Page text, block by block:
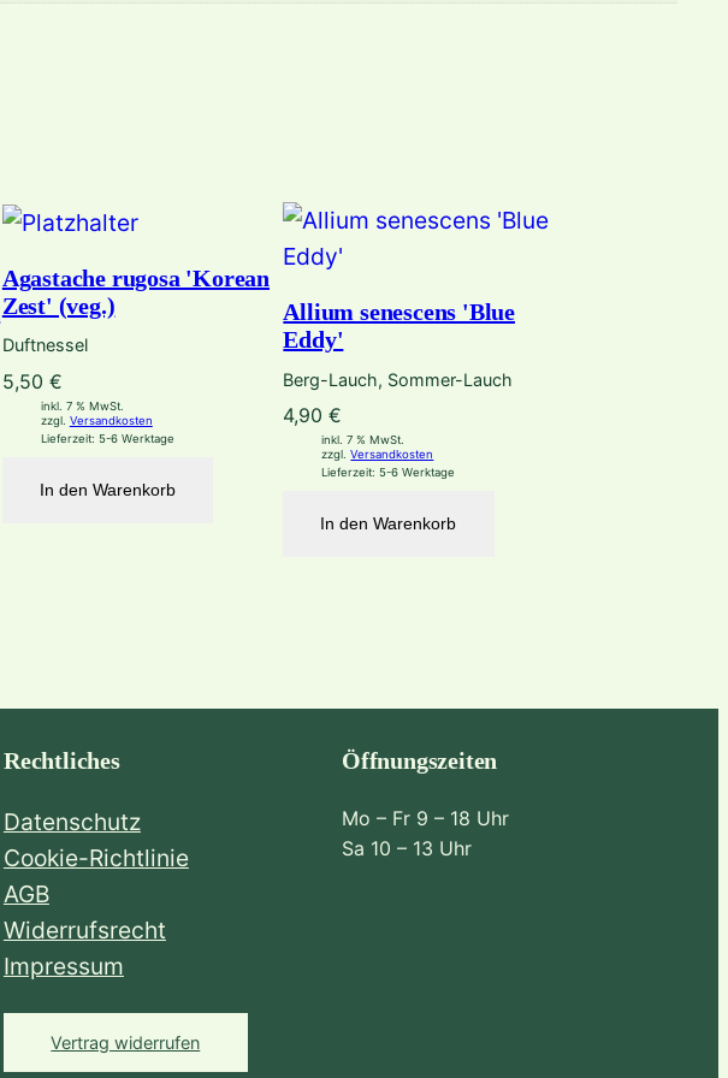
Agastache rugosa 'Korean
Zest' (veg.)
Duftnessel
5,50 €
inkl. 7 % MwSt.
zzgl. Versandkosten
Lieferzeit: 5-6 Werktage
In den Warenkorb
Allium senescens 'Blue
Eddy'
Berg-Lauch, Sommer-Lauch
4,90€
inkl. 7 % MwSt.
zzgl.Versandkosten
Lieferzeit:5-6 Werktage
In den Warenkorb
Rechtliches
Datenschutz
Cookie-Richtlinie
AGB
Widerrufsrecht
Impressum
Vertrag widerrufen
Öffnungszeiten
Mo – Fr 9 – 18 Uhr
Sa 10 – 13 Uhr